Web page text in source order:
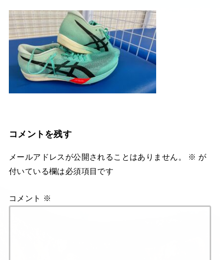
コメントを残す
メールアドレスが公開されることはありません。 ※ が
付いている欄は必須項目です
コメント ※